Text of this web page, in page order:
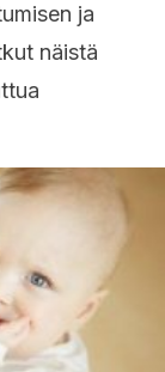
ja
näistä